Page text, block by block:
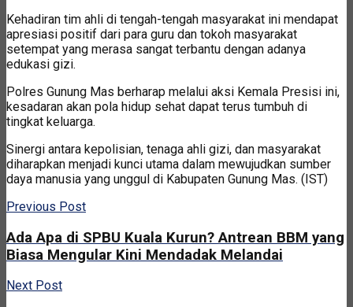
Kehadiran tim ahli di tengah-tengah masyarakat ini mendapat
apresiasi positif dari para guru dan tokoh masyarakat
setempat yang merasa sangat terbantu dengan adanya
edukasi gizi.
Polres Gunung Mas berharap melalui aksi Kemala Presisi ini,
kesadaran akan pola hidup sehat dapat terus tumbuh di
tingkat keluarga.
Sinergi antara kepolisian, tenaga ahli gizi, dan masyarakat
diharapkan menjadi kunci utama dalam mewujudkan sumber
daya manusia yang unggul di Kabupaten Gunung Mas. (IST)
Previous Post
Ada Apa di SPBU Kuala Kurun? Antrean BBM yang
Biasa Mengular Kini Mendadak Melandai
Next Post